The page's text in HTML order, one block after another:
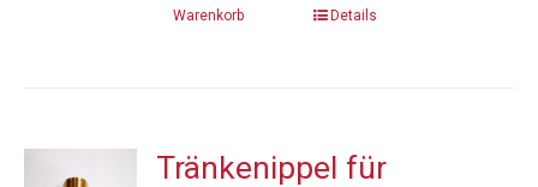
Warenkorb
Details
Tränkenippel für